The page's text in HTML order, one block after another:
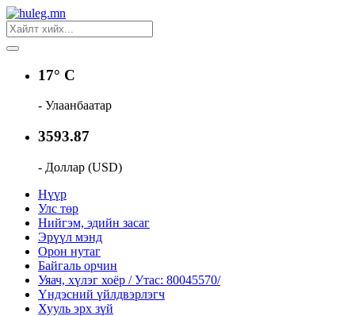
17° C
- Улаанбаатар
3593.87
- Доллар (USD)
Нүүр
Улс төр
Нийгэм, эдийн засаг
Эрүүл мэнд
Орон нутаг
Байгаль орчин
Уяач, хүлэг хоёр / Утас: 80045570/
Үндэсний үйлдвэрлэгч
Хууль эрх зүй